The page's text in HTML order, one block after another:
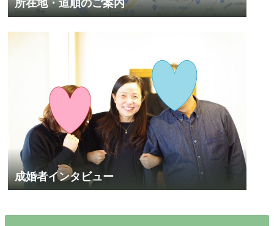
所在地・道順のご案内
成婚者インタビュー